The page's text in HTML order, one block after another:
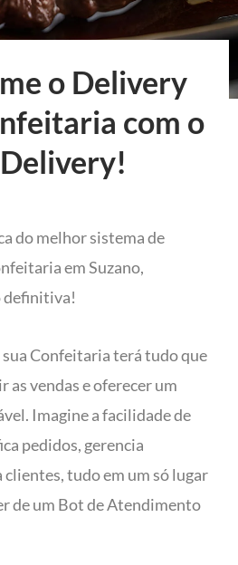
o Delivery
com o
do melhor sistema de
em Suzano,
definitiva!
sua Confeitaria terá tudo que
as vendas e oferecer um
Imagine a facilidade de
pedidos, gerencia
tudo em um só lugar
de um Bot de Atendimento